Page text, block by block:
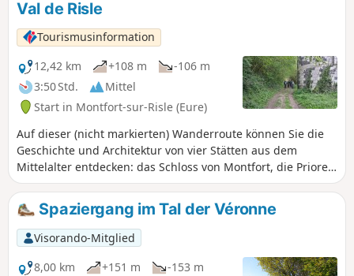
Val de Risle
Tourismusinformation
12,42 km
+108 m
-106 m
3:50 Std.
Mittel
Start in Montfort-sur-Risle (Eure)
Auf dieser (nicht markierten) Wanderroute können Sie die
Geschichte und Architektur von vier Stätten aus dem
Mittelalter entdecken: das Schloss von Montfort, die Priorei
und ein herrschaftliches Anwesen in Glos-sur-Risle. Entlang
des Weges gibt es verschiedene Wasserbauwerke an der
Risle zu entdecken. Die Wanderung endet mit einer langen
Durchquerung des Staatswaldes von Montfort, der für 11
seiner Bäume das Label „Bemerkenswerter Baum” erhalten
hat.
Spaziergang im Tal der Véronne
Visorando-Mitglied
8,00 km
+151 m
-153 m